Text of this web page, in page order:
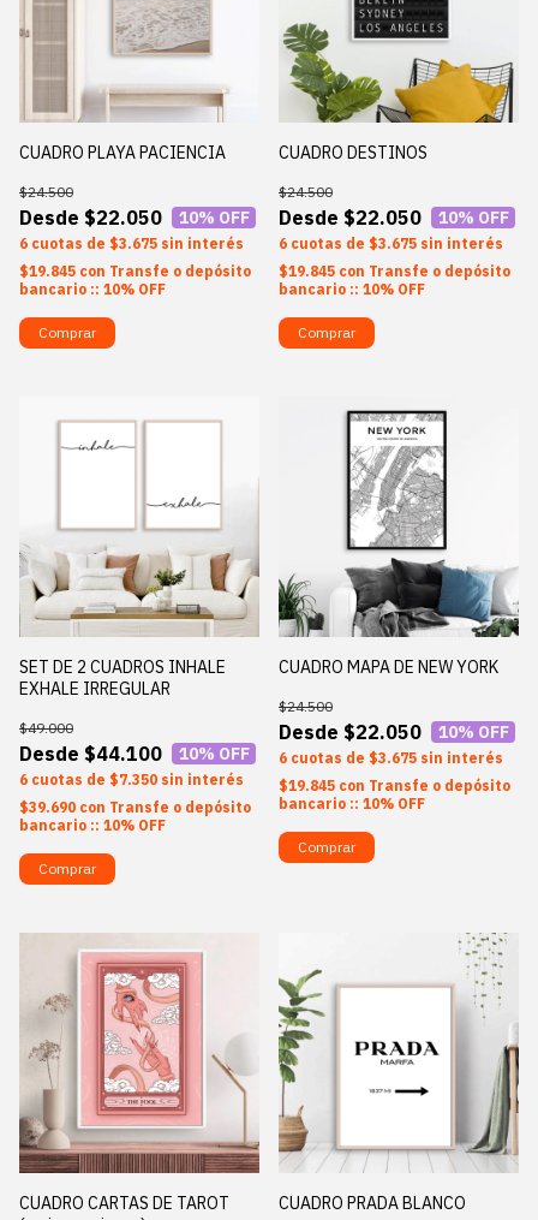
CUADRO PLAYA PACIENCIA
$22.050
$24.500
10% OFF
6 $3.675 sin interés
$19.845 con Transfe o depósito
bancario :: 10% OFF
Comprar
CUADRO DESTINOS
$22.050
$24.500
10% OFF
6 $3.675 sin interés
$19.845 con Transfe o depósito
bancario :: 10% OFF
Comprar
SET DE 2 CUADROS INHALE
EXHALE IRREGULAR
$44.100
$49.000
10% OFF
6 $7.350 sin interés
$39.690 con Transfe o depósito
bancario :: 10% OFF
Comprar
CUADRO MAPA DE NEW YORK
$22.050
$24.500
10% OFF
6 $3.675 sin interés
$19.845 con Transfe o depósito
bancario :: 10% OFF
Comprar
CUADRO CARTAS DE TAROT
CUADRO PRADA BLANCO